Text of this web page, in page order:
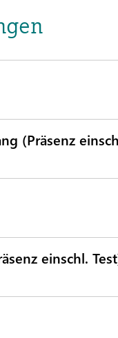
(Präsenz
einschl.